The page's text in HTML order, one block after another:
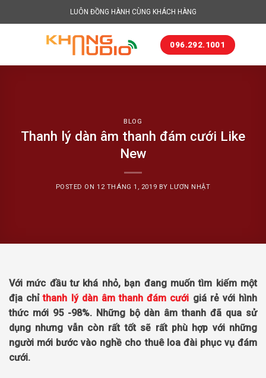
to
LUÔN ĐỒNG HÀNH CÙNG KHÁCH HÀNG
096.292.1001
BLOG
Thanh lý dàn âm thanh đám cưới Like
New
POSTED ON12 THÁNG 1, 2019 BY LƯƠN NHẬT
Với mức đầu tư khá nhỏ, bạn đang muốn tìm kiếm một
địa chỉthanh lý dàn âm thanh đám cưới giá rẻ với hình
thức mới 95 -98%. Những bộ dàn âm thanh đã qua sử
dụng nhưng vẫn còn rất tốt sẽ rất phù hợp với những
người mới bước vào nghề cho thuê loa đài phục vụ đám
cưới.